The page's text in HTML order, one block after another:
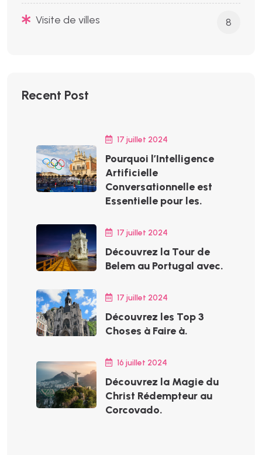
Visite de villes 8
Recent Post
17 juillet 2024
Pourquoi l’Intelligence
Artificielle
Conversationnelle est
Essentielle pour les.
17 juillet 2024
Découvrez la Tour de
Belem au Portugal avec.
17 juillet 2024
Découvrez les Top 3
Choses à Faire à.
16 juillet 2024
Découvrez la Magie du
Christ Rédempteur au
Corcovado.